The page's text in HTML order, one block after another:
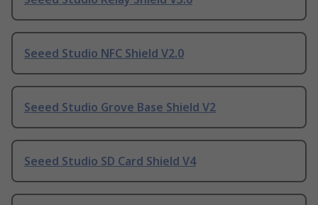
Seeed Studio NFC Shield V2.0
Seeed Studio Grove Base Shield V2
Seeed Studio SD Card Shield V4